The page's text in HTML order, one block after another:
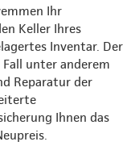
Ihr
Keller Ihres
Inventar. Der
unter anderem
Reparatur der
Ihnen das